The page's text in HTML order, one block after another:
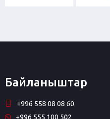
Байланыштар
+996 558 08 08 60
+996 555 100 502